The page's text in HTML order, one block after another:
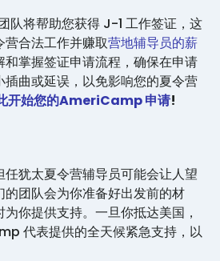
将帮助您获得 J-1 工作签证，这
合法工作并赚取营地辅导员的薪
和掌握签证申请流程，确保在申请
曲或延误，以免影响您的夏令营
开始您的AmeriCamp 申请!
犹太夏令营辅导员可能会让人望
团队会为你准备好出发前的材
你提供支持。一旦你抵达美国，
代表提供的全天候紧急支持，以